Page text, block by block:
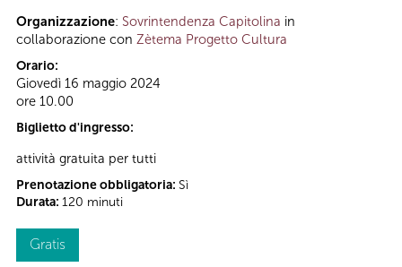
Organizzazione: Sovrintendenza Capitolina in
collaborazione con Zètema Progetto Cultura
Orario:
Giovedì 16 maggio 2024
ore 10.00
Biglietto d'ingresso:
attività gratuita per tutti
Prenotazione obbligatoria: Sì
Durata: 120 minuti
Gratis